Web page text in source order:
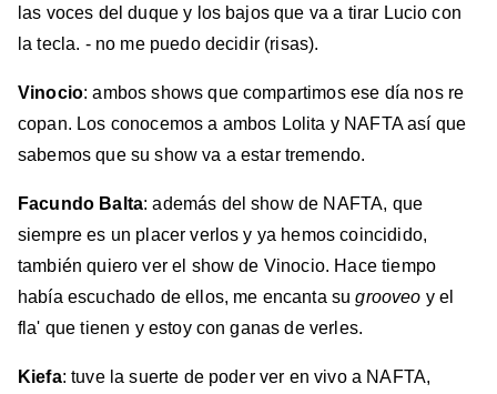
las voces del duque y los bajos que va a tirar Lucio con
la tecla. - no me puedo decidir (risas).
Vinocio: ambos shows que compartimos ese día nos re
copan. Los conocemos a ambos Lolita y NAFTA así que
sabemos que su show va a estar tremendo.
Facundo Balta: además del show de NAFTA, que
siempre es un placer verlos y ya hemos coincidido,
también quiero ver el show de Vinocio. Hace tiempo
había escuchado de ellos, me encanta sugrooveo y el
fla' que tienen y estoy con ganas de verles.
Kiefa: tuve la suerte de poder ver en vivo a NAFTA,